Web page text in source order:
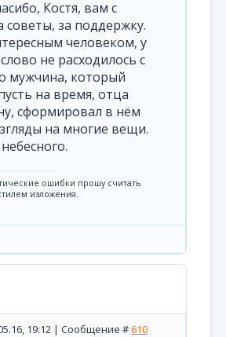
Костя, вам с
советы, за поддержку.
человеком, у
не расходилось с
мужчина, который
на время, отца
сформировал в нём
на многие вещи.
ошибки прошу считать
изложения.
19:12 | Сообщение #610